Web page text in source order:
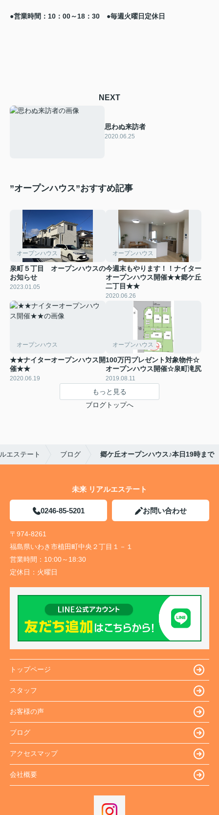
●営業時間：10：00～18：30 ●毎週火曜日定休日
NEXT
思わぬ来訪者
2020.06.25
”オープンハウス”おすすめ記事
オープンハウス
泉町５丁目 オープンハウスの
お知らせ
2023.01.05
オープンハウス
今週末もやります！！ナイター
オープンハウス開催★★郷ケ丘
二丁目★★
2020.06.26
オープンハウス
★★ナイターオープンハウス開
催★★
2020.06.19
オープンハウス
100万円プレゼント対象物件☆
オープンハウス開催☆泉町滝尻
2019.08.11
もっと見る
ブログトップへ
エステート ブログ 郷ケ丘オープンハウス♪本日19時まで
未来 リアルエステート
0246-85-5201 お問い合わせ
〒974-8261
福島県いわき市植田町中央２丁目１－１
営業時間： 10:00～18:30
定休日： 火曜日
トップページ
スタッフ
お客様の声
ブログ
アクセスマップ
会社概要